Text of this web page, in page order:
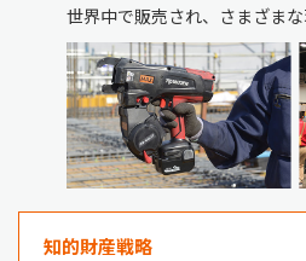
世界中で販売され、さまざまな
知的財産戦略